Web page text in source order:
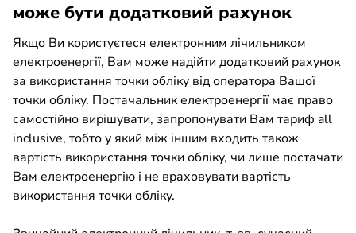
може бути додатковий рахунок
Якщо Ви користуєтеся електронним лічильником
електроенергії, Вам може надійти додатковий рахунок
за використання точки обліку від оператора Вашої
точки обліку. Постачальник електроенергії має право
самостійно вирішувати, запропонувати Вам тариф all
inclusive, тобто у який між іншим входить також
вартість використання точки обліку, чи лише постачати
Вам електроенергію і не враховувати вартість
використання точки обліку.